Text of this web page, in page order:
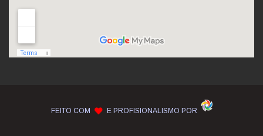
FEITO COM E PROFISIONALISMO POR